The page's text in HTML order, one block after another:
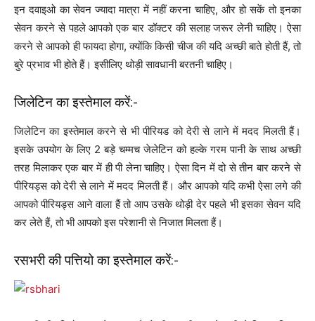
इन दवाइओ का सेवन ज्यादा मात्रा में नहीं करना चाहिए, और हो सकें तो इनका
सेवन करने से पहले आपको एक बार डॉक्टर की सलाह जरूर लेनी चाहिए। ऐसा
करने से आपको ही फायदा होगा, क्योंकि किसी चीज की यदि अच्छी बाते होती हैं, तो
बुरे प्रभाव भी होते हैं। इसीलिए थोड़ी सावधानी बरतनी चाहिए।
जिलेटिन का इस्तेमाल करें:-
जिलेटिन का इस्तेमाल करने से भी पीरियड को देरी से लाने में मदद मिलती हैं।
इसके उपयोग के लिए 2 बड़े चम्मच जेलेटिन को हल्के गरम पानी के साथ अच्छी
तरह मिलाकर एक बार में ही पी लेना चाहिए। ऐसा दिन में दो से तीन बार करने से
पीरियड्स को देरी से लाने में मदद मिलती हैं। और आपको यदि कभी ऐसा लगे की
आपको पीरियड्स आने वाला हैं तो आप उसके थोड़ी देर पहले भी इसका सेवन यदि
कर लेते हैं, तो भी आपको इस परेशानी से निजात मिलता हैं।
रसभरी की पत्तियो का इस्तेमाल करें:-